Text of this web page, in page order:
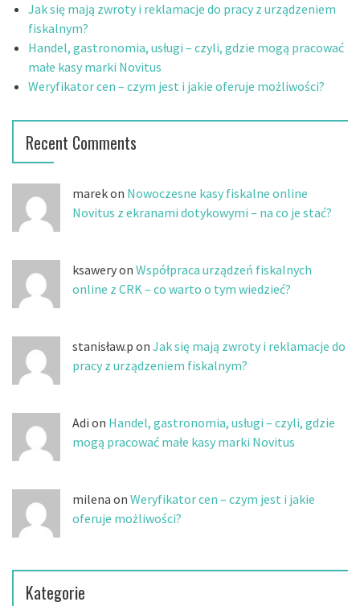
Jak się mają zwroty i reklamacje do pracy z urządzeniem
fiskalnym?
Handel, gastronomia, usługi – czyli, gdzie mogą pracować
małe kasy marki Novitus
Weryfikator cen – czym jest i jakie oferuje możliwości?
Recent Comments
marek on Nowoczesne kasy fiskalne online
Novitus z ekranami dotykowymi – na co je stać?
ksawery on Współpraca urządzeń fiskalnych
online z CRK – co warto o tym wiedzieć?
stanisław.p on Jak się mają zwroty i reklamacje do
pracy z urządzeniem fiskalnym?
Adi on Handel, gastronomia, usługi – czyli, gdzie
mogą pracować małe kasy marki Novitus
milena on Weryfikator cen – czym jest i jakie
oferuje możliwości?
Kategorie